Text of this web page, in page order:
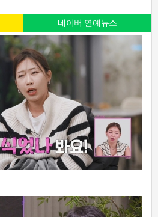
네이버 연예뉴스